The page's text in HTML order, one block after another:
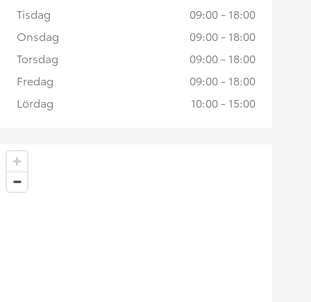
Tisdag
09:00 - 18:00
Onsdag
09:00 - 18:00
Torsdag
09:00 - 18:00
Fredag
09:00 - 18:00
Lördag
10:00 - 15:00